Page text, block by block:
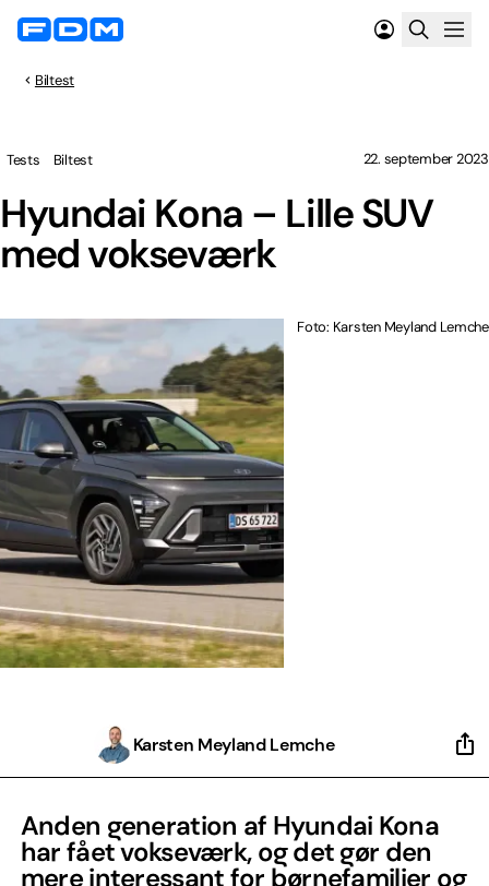
Biltest
Hyundai Kona – Lille SUV
med vokseværk
Tests Biltest 22. september 2023
Foto: Karsten Meyland Lemche
Karsten Meyland Lemche
Anden generation af Hyundai Kona
har fået vokseværk, og det gør den
mere interessant for børnefamilier og